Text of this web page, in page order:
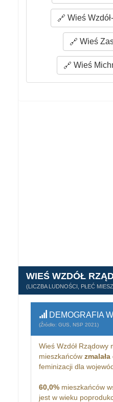
Wieś
Wieś
Wieś
WIEŚ WZDÓŁ
(LICZBA LUDNOŚCI, PŁEĆ
DEMOGRAFIA
(Źródło: GUS, NSP 2021)
Wieś Wzdół Rządowy
mieszkańców zmalała
feminizacji dla
60,0%mieszkańców
jest w wieku